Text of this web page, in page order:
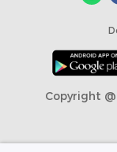
Copyright